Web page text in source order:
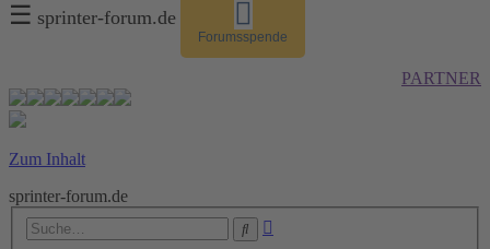
☰ sprinter-forum.de
Forumsspende
PARTNER
Zum Inhalt
sprinter-forum.de
Suche